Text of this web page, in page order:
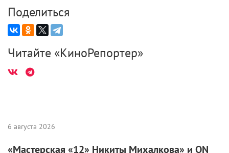
Читайте «КиноРепортер»